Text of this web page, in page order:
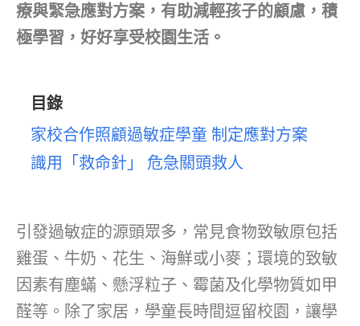
療與緊急應對方案，有助減輕孩子的顧慮，積
極學習，好好享受校園生活。
目錄
家校合作照顧過敏症學童 制定應對方案
識用「救命針」 危急關頭救人
引發過敏症的源頭眾多，常見食物致敏原包括
雞蛋、牛奶、花生、海鮮或小麥；環境的致敏
因素有塵蟎、懸浮粒子、霉菌及化學物質如甲
醛等。除了家居，學童長時間逗留校園，讓學